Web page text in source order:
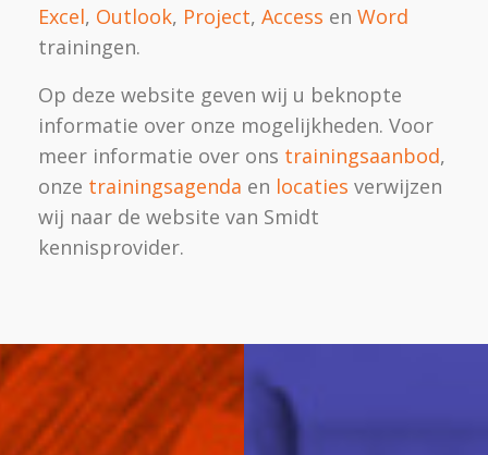
Excel, Outlook, Project, Access en Word
trainingen.
Op deze website geven wij u beknopte
informatie over onze mogelijkheden. Voor
meer informatie over ons trainingsaanbod,
onze trainingsagenda en locaties verwijzen
wij naar de website van Smidt
kennisprovider.